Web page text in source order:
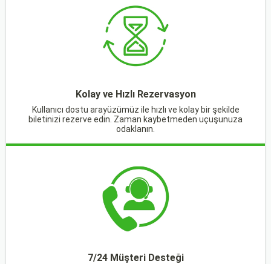
Kolay ve Hızlı Rezervasyon
Kullanıcı dostu arayüzümüz ile hızlı ve kolay bir şekilde
biletinizi rezerve edin. Zaman kaybetmeden uçuşunuza
odaklanın.
7/24 Müşteri Desteği